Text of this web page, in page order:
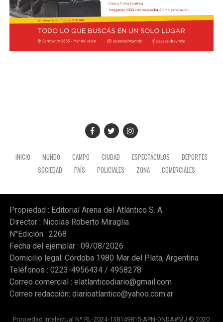
INICIO MUNDO CAMPO CIUDAD ESPECTÁCULOS
DEPORTES
SOCIEDAD
PAÍS POLICIALES ZONA COMERCIALES
Propiedad : Editorial Arena del Atlántico S. A.
Director : Nicolás Roberto Miraglia
N°Edición : 2268
Fecha del ejemplar : 09/08/2026
Domicilio legal: Córdoba 1980 Mar del Plata, Argentina
Teléfonos : 0223-4956434 / 4958278
Correo comercial : elatlanticodiario@gmail.com
Correo redacción: diarioatlantico@yahoo.com.ar
Propiedad Intelectual Nº RL-2024-138149815-APN-DNDA#MJ © 2020